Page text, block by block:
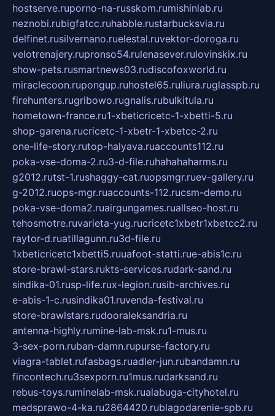
hostserve.ruporno-na-russkom.rumishinlab.ru
neznobi.rubigfatcc.ruhabble.rustarbucksvia.ru
delfinet.rusilvernano.ruelestal.ruvektor-doroga.ru
velotrenajery.rupronso54.rulenasever.rulovinskix.ru
show-pets.rusmartnews03.rudiscofoxworld.ru
miraclecoon.rupongup.ruhostel65.ruliura.ruglasspb.ru
firehunters.rugribowo.rugnalis.rubulkitula.ru
hometown-france.ru1-xbeticricetc-1-xbetti-5.ru
shop-garena.rucricetc-1-xbetr-1-xbetcc-2.ru
one-life-story.rutop-halyava.ruaccounts112.ru
poka-vse-doma-2.ru3-d-file.ruhahahaharms.ru
g2012.rutst-1.rushaggy-cat.ruopsmgr.ruev-gallery.ru
g-2012.ruops-mgr.ruaccounts-112.rucsm-demo.ru
poka-vse-doma2.ruairgungames.ruallseo-host.ru
tehosmotre.ruvarieta-yug.rucricetc1xbetr1xbetcc2.ru
raytor-d.ruatillagunn.ru3d-file.ru
1xbeticricetc1xbetti5.ruuafoot-statti.rue-abis1c.ru
store-brawl-stars.rukts-services.rudark-sand.ru
sindika-01.rusp-life.rux-legion.rusib-archives.ru
e-abis-1-c.rusindika01.ruvenda-festival.ru
store-brawlstars.rudooraleksandria.ru
antenna-highly.rumine-lab-msk.ru1-mus.ru
3-sex-porn.ruban-damn.rupurse-factory.ru
viagra-tablet.rufasbags.ruadler-jun.rubandamn.ru
fincontech.ru3sexporn.ru1mus.rudarksand.ru
rebus-toys.ruminelab-msk.rualabuga-cityhotel.ru
medsprawo-4-ka.ru2864420.rublagodarenie-spb.ru